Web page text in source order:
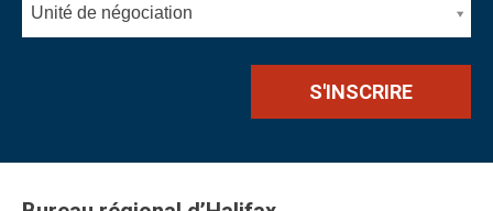
Unité de négociation